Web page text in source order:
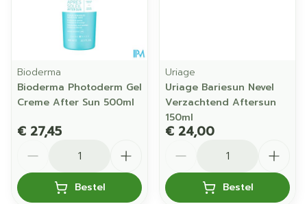
Bioderma
Bioderma Photoderm Gel
Creme After Sun 500ml
€ 27,45
Bestel
Uriage
Uriage Bariesun Nevel
Verzachtend Aftersun
150ml
€ 24,00
Bestel